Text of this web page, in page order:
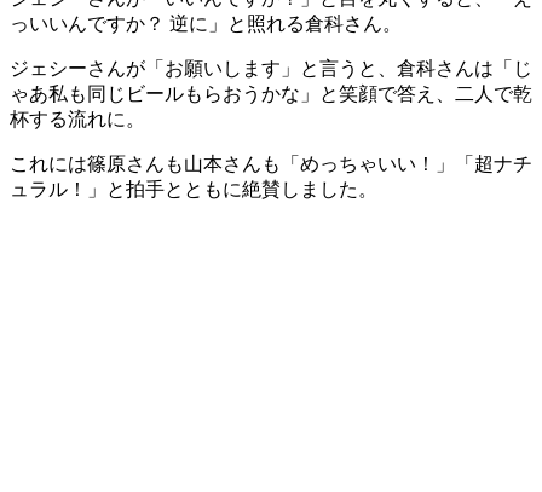
っいいんですか？ 逆に」と照れる倉科さん。
ジェシーさんが「お願いします」と言うと、倉科さんは「じ
ゃあ私も同じビールもらおうかな」と笑顔で答え、二人で乾
杯する流れに。
これには篠原さんも山本さんも「めっちゃいい！」「超ナチ
ュラル！」と拍手とともに絶賛しました。